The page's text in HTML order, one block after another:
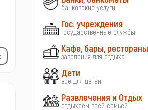
банковские услуги
Гос. учреждения
Государственные службы
Кафе, бары, рестораны
заведения для отдыха
Дети
все для детей
Развлечения и Отдых
отдыхаем всей семьей